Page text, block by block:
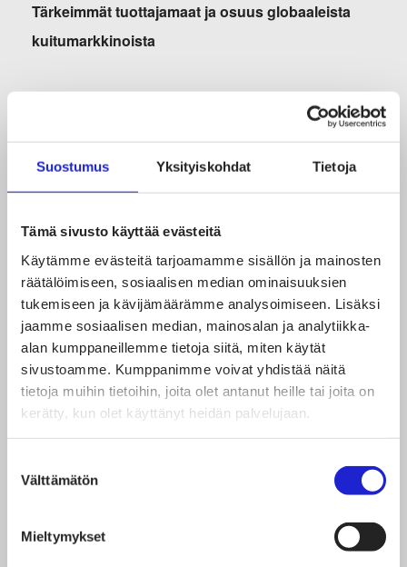
Suostumus Yksityiskohdat Tietoja
Tämä sivusto käyttää evästeitä
Käytämme evästeitä tarjoamamme sisällön ja mainosten
räätälöimiseen, sosiaalisen median ominaisuuksien
tukemiseen ja kävijämäärämme analysoimiseen. Lisäksi
jaamme sosiaalisen median, mainosalan ja analytiikka-
alan kumppaneillemme tietoja siitä, miten käytät
sivustoamme. Kumppanimme voivat yhdistää näitä
tietoja muihin tietoihin, joita olet antanut heille tai joita on
kerätty, kun olet käyttänyt heidän palvelujaan.
valinta
Välttämätön
Mieltymykset
Tärkeimmät tuottajamaat ja osuus globaaleista
kuitumarkkinoista
Laamoja kasvatetaan eniten Boliviassa, Perussa ja
Laaman hienompaa alusvillaa voidaan käyttää
sellaisenaan tai sekoitteena ulkovaatteissa ja
neuletuotteissa. Karkeampaa peitinkarvaa käytetään
köysien, punoksien, mattojen ja karkeiden vaatteiden
valmistamiseen.
Tuotannon vastuullisuusnäkökulmat
Laamojen kuidun tuotantoon liittyvät pitkälti samat
eläinkuitujen tuotantoon. Eläinkuitujen tuotantoon
liittyy vastuullisuuskysymyksiä aina myös eläinten